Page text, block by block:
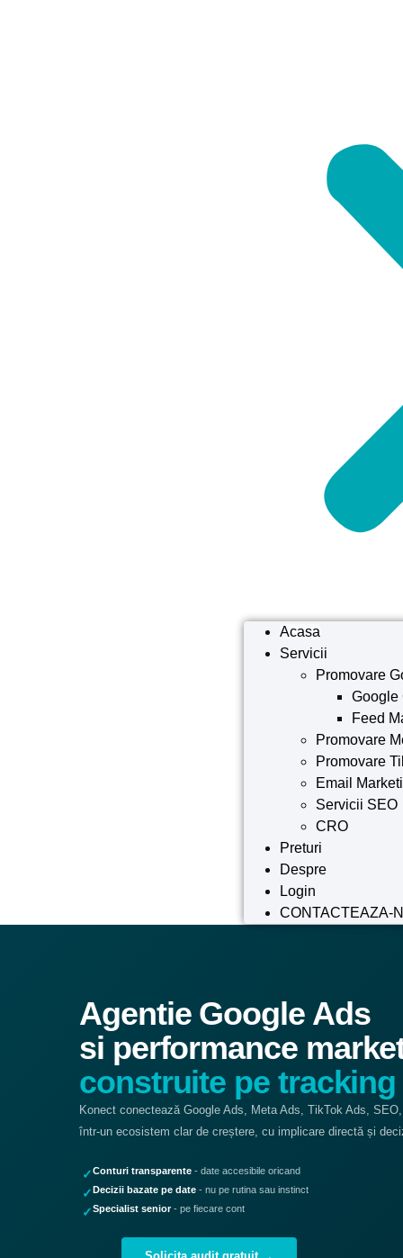
Acasa
Servicii
Promovare
Google
Feed
Promovare
Promovare
Email
Servicii SEO
CRO
Preturi
Despre
Login
CONTACTEAZA-
Agentie Google Ads
si performance
construite pe tracking
Konect conectează Google Ads, Meta Ads, TikTok Ads,
într-un ecosistem clar de creștere, cu implicare directă și
✓Conturi transparente - date accesibile oricand
✓Decizii bazate pe date - nu pe rutina sau instinct
✓Specialist senior- pe fiecare cont